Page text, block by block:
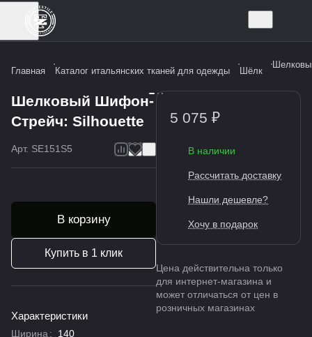
Главная Каталог итальянских тканей для одежды Шёлк
Шелковый Шифон-
Стрейч: Silhouette
Арт. SE151S5
В корзину
Купить в 1 клик
Характеристики
Ширина :
140
5 075 ₽
В наличии
Рассчитать доставку
Нашли дешевле?
Хочу в подарок
Цена действительна только
для интернет-магазина и
может отличаться от цен в
розничных магазинах